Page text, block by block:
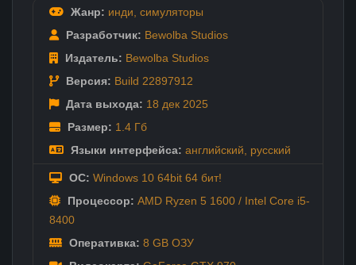
Жанр: инди симуляторы
Разработчик: Bewolba Studios
Издатель: Bewolba Studios
Версия: Build 22897912
Дата выхода: 18 дек 2025
Размер: 1.4 Гб
Языки интерфейса: английский русский
ОС: Windows 10 64bit 64 бит!
Процессор: AMD Ryzen 5 1600 / Intel Core i5-
8400
Оперативка: 8 GB ОЗУ